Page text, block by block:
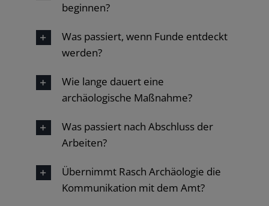
beginnen?
Was passiert, wenn Funde entdeckt
werden?
Wie lange dauert eine
archäologische Maßnahme?
Was passiert nach Abschluss der
Arbeiten?
Übernimmt Rasch Archäologie die
Kommunikation mit dem Amt?